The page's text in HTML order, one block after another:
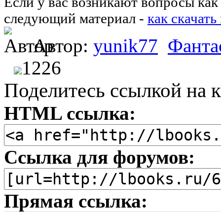
следующий материал - как
Автор: yunik77
1226
Поделитесь ссылкой на
HTML ссылка:
Ссылка для форумов:
Прямая ссылка: